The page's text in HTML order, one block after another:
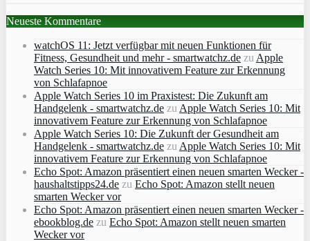
Neueste Kommentare
watchOS 11: Jetzt verfügbar mit neuen Funktionen für
Fitness, Gesundheit und mehr - smartwatchz.de zu Apple
Watch Series 10: Mit innovativem Feature zur Erkennung
von Schlafapnoe
Apple Watch Series 10 im Praxistest: Die Zukunft am
Handgelenk - smartwatchz.de zu Apple Watch Series 10: Mit
innovativem Feature zur Erkennung von Schlafapnoe
Apple Watch Series 10: Die Zukunft der Gesundheit am
Handgelenk - smartwatchz.de zu Apple Watch Series 10: Mit
innovativem Feature zur Erkennung von Schlafapnoe
Echo Spot: Amazon präsentiert einen neuen smarten Wecker -
haushaltstipps24.de zu Echo Spot: Amazon stellt neuen
smarten Wecker vor
Echo Spot: Amazon präsentiert einen neuen smarten Wecker -
ebookblog.de zu Echo Spot: Amazon stellt neuen smarten
Wecker vor